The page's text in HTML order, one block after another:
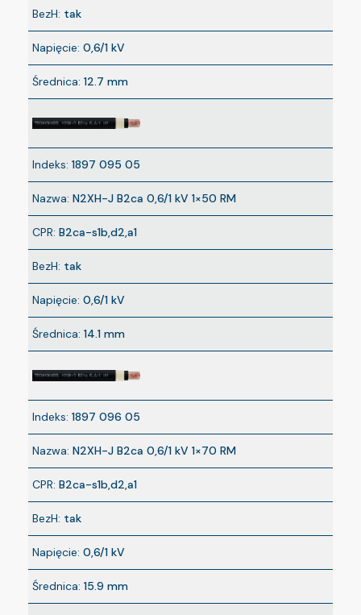
BezH: tak
Napięcie: 0,6/1 kV
Średnica: 12.7 mm
Indeks: 1897 095 05
Nazwa: N2XH-J B2ca 0,6/1 kV 1×50 RM
CPR: B2ca-s1b,d2,a1
BezH: tak
Napięcie: 0,6/1 kV
Średnica: 14.1 mm
Indeks: 1897 096 05
Nazwa: N2XH-J B2ca 0,6/1 kV 1×70 RM
CPR: B2ca-s1b,d2,a1
BezH: tak
Napięcie: 0,6/1 kV
Średnica: 15.9 mm